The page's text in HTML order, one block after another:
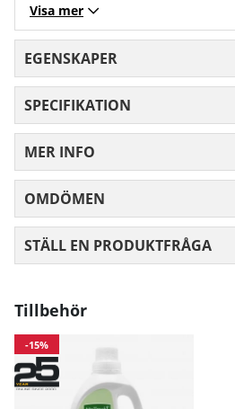
Bröst 101
Midja 71
Höft
Mått angivna i cm.
Visa mer
EGENSKAPER
SPECIFIKATION
MER INFO
OMDÖMEN
STÄLL EN PRODUKTFRÅGA
Tillbehör
-15%